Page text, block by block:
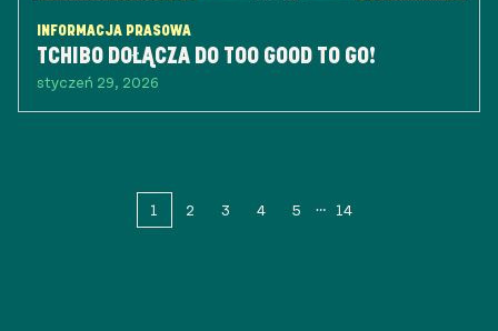
INFORMACJA PRASOWA
TCHIBO DOŁĄCZA DO TOO GOOD TO GO!
styczeń 29, 2026
1 2 3 4 5 14